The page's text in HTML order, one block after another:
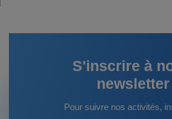
S'inscrire à
newsletter
Pour suivre nos activités,